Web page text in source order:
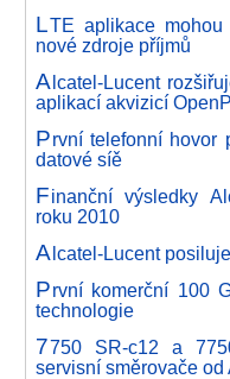
LTE aplikace mohou
nové zdroje příjmů
Alcatel-Lucent
aplikací akvizicí
První telefonní hovor
datové síě
Finanční výsledky
roku 2010
Alcatel-Lucent
První komerční 100
technologie
7750 SR-c12 a
servisní směrovače od